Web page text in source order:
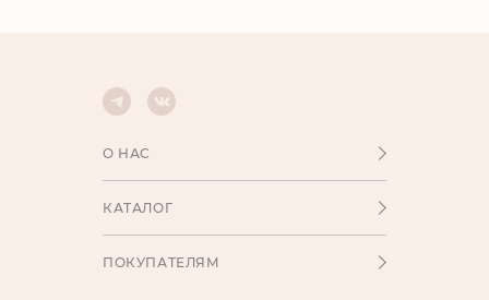
О НАС
КАТАЛОГ
ПОКУПАТЕЛЯМ